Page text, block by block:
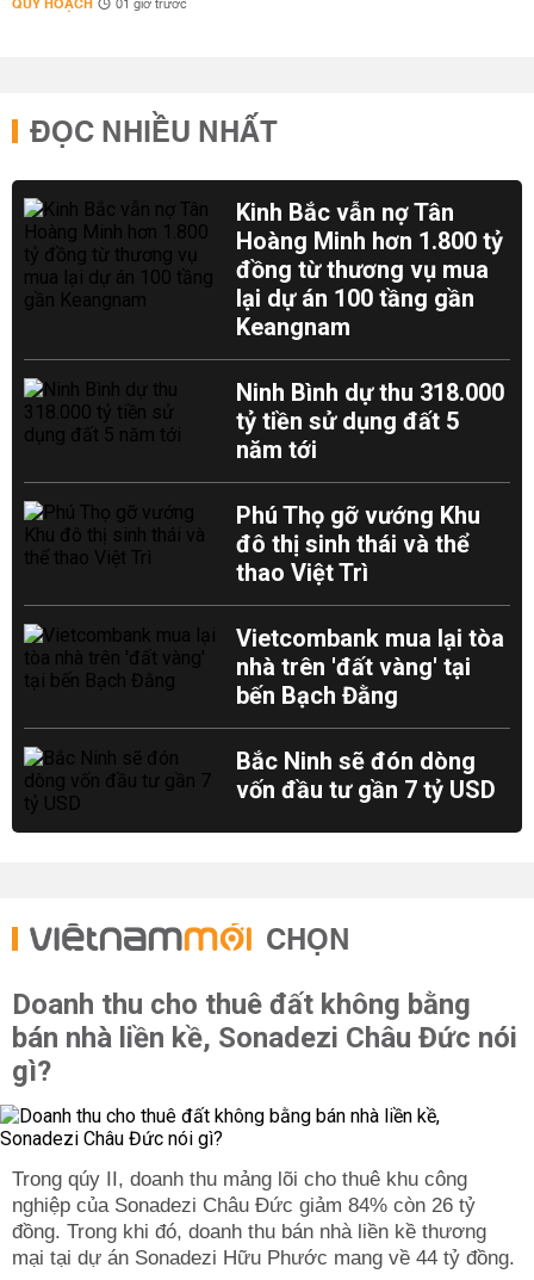
01 giờ trước
ĐỌC NHIỀU NHẤT
Kinh Bắc vẫn nợ Tân
Hoàng Minh hơn 1.800 tỷ
đồng từ thương vụ mua
lại dự án 100 tầng gần
Keangnam
Ninh Bình dự thu 318.000
tỷ tiền sử dụng đất 5
năm tới
Phú Thọ gỡ vướng Khu
đô thị sinh thái và thể
thao Việt Trì
Vietcombank mua lại tòa
nhà trên 'đất vàng' tại
bến Bạch Đằng
Bắc Ninh sẽ đón dòng
vốn đầu tư gần 7 tỷ USD
CHỌN
Doanh thu cho thuê đất không bằng
bán nhà liền kề, Sonadezi Châu Đức nói
gì?
Trong qúy II, doanh thu mảng lõi cho thuê khu công
nghiệp của Sonadezi Châu Đức giảm 84% còn 26 tỷ
đồng. Trong khi đó, doanh thu bán nhà liền kề thương
mại tại dự án Sonadezi Hữu Phước mang về 44 tỷ đồng.